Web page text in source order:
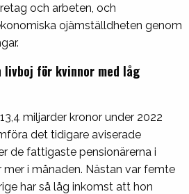
och arbeten, och
ojämställdheten genom
för kvinnor med låg
miljarder kronor under 2022
det tidigare aviserade
de fattigaste pensionärerna i
i månaden. Nästan var femte
har så låg inkomst att hon